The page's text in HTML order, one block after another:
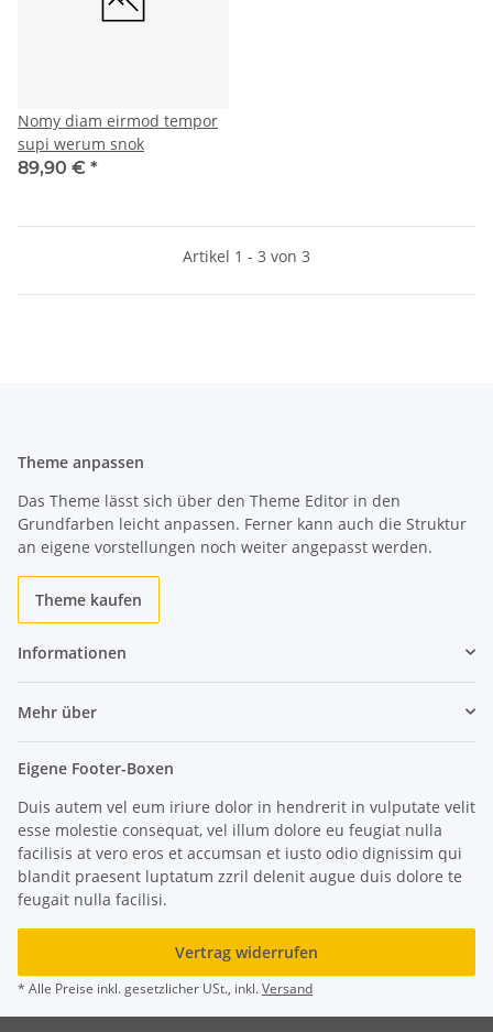
Nomy diam eirmod tempor
supi werum snok
89,90 € *
Artikel 1 - 3 von 3
Theme anpassen
Das Theme lässt sich über den Theme Editor in den
Grundfarben leicht anpassen. Ferner kann auch die Struktur
an eigene vorstellungen noch weiter angepasst werden.
Theme kaufen
Informationen
Mehr über
Eigene Footer-Boxen
Duis autem vel eum iriure dolor in hendrerit in vulputate velit
esse molestie consequat, vel illum dolore eu feugiat nulla
facilisis at vero eros et accumsan et iusto odio dignissim qui
blandit praesent luptatum zzril delenit augue duis dolore te
feugait nulla facilisi.
Vertrag widerrufen
* Alle Preise inkl. gesetzlicher USt., inkl.Versand